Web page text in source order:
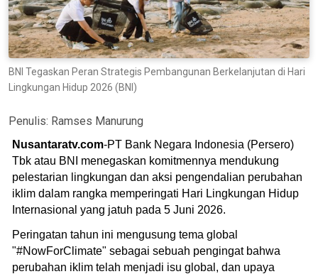
BNI Tegaskan Peran Strategis Pembangunan Berkelanjutan di Hari
Lingkungan Hidup 2026 (BNI)
Penulis: Ramses Manurung
Nusantaratv.com-PT Bank Negara Indonesia (Persero)
Tbk atau BNI menegaskan komitmennya mendukung
pelestarian lingkungan dan aksi pengendalian perubahan
iklim dalam rangka memperingati Hari Lingkungan Hidup
Internasional yang jatuh pada 5 Juni 2026.
Peringatan tahun ini mengusung tema global
"#NowForClimate" sebagai sebuah pengingat bahwa
perubahan iklim telah menjadi isu global, dan upaya